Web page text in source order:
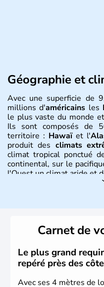
Géographie et
Avec une superficie de
millions d'américains les
le plus vaste du monde
Ils sont composés de
territoire : Hawaïet l'
produit des climats
climat tropical ponctué
continental, sur le
l'Ouest un climat aride et
Plusieurs populations se
des européens, suite à
Christophe Colomb
britanniques proclament
en 1776 et adoptent leur
La conquête de l'Ouest
Carnet de
Le plus grand
repéré près des
Avec ses 4 mètres de